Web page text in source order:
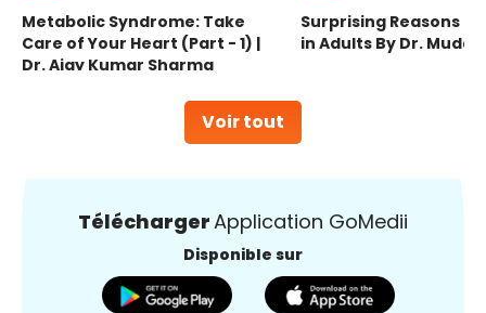
Voir tout
Metabolic Syndrome: Take
Care of Your Heart (Part - 1) |
Dr. Ajay Kumar Sharma
Surprising Reasons
in Adults By Dr.
TéléchargerApplication GoMedii
Disponible sur